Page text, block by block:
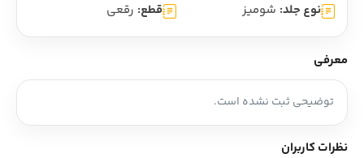
نوع جلد: شومیز قطع: رقعی
معرفی
توضیحی ثبت نشده است.
نظرات کاربران